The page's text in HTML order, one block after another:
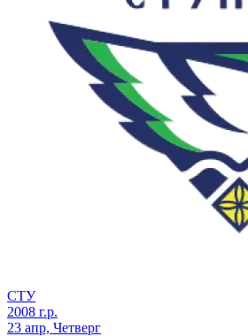
СТУ
2008 г.р.
23 апр, Четверг